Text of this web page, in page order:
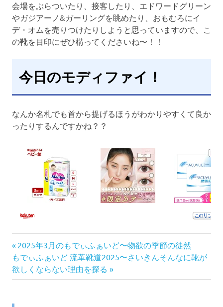
会場をぶらついたり、接客したり、エドワードグリーン
やガジアーノ&ガーリングを眺めたり、おもむろにイ
デ・オムを売りつけたりしようと思っていますので、こ
の靴を目印にぜひ構ってくださいね〜！！
今日のモディファイ！
なんか名札でも首から提げるほうがわかりやすくて良か
ったりするんですかね？？
投
稿
前
の
記
事:
2025年3月のもでぃふぁいど〜物欲の季節の徒然
次
の
記
もでぃふぁいど 流革靴道2025〜さいきんそんなに靴が
欲しくならない理由を探る